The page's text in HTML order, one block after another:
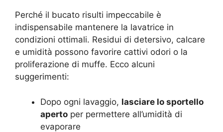
Perché il bucato risulti impeccabile è
indispensabile mantenere la lavatrice in
condizioni ottimali. Residui di detersivo, calcare
e umidità possono favorire cattivi odori o la
proliferazione di muffe. Ecco alcuni
suggerimenti:
Dopo ogni lavaggio, lasciare lo sportello
aperto per permettere all’umidità di
evaporare